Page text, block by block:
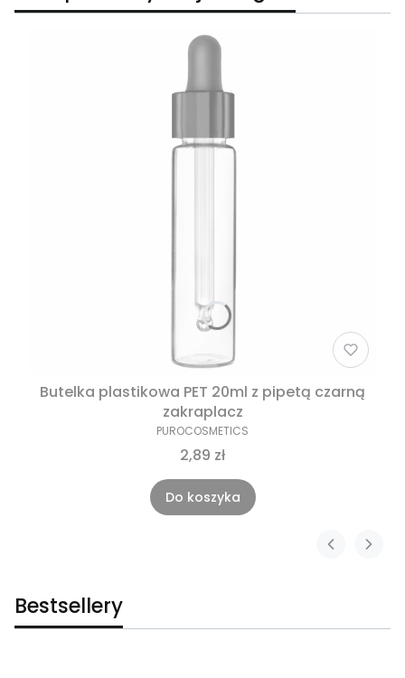
Butelka plastikowa PET 20ml z pipetą czarną
zakraplacz
PUROCOSMETICS
2,89 zł
Do koszyka
Bestsellery